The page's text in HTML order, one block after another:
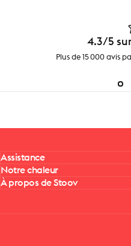
4.3/5
Plus de 15 000 avis
Assistance
Notre chaleur
À propos de Stoov